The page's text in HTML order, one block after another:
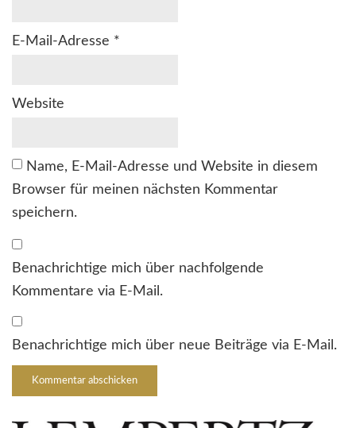
E-Mail-Adresse *
Website
Name, E-Mail-Adresse und Website in diesem
Browser für meinen nächsten Kommentar
speichern.
Benachrichtige mich über nachfolgende
Kommentare via E-Mail.
Benachrichtige mich über neue Beiträge via E-Mail.